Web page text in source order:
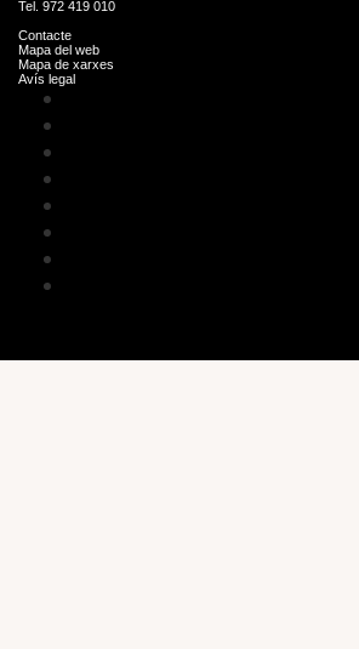
Tel. 972 419 010
Contacte
Mapa del web
Mapa de xarxes
Avís legal